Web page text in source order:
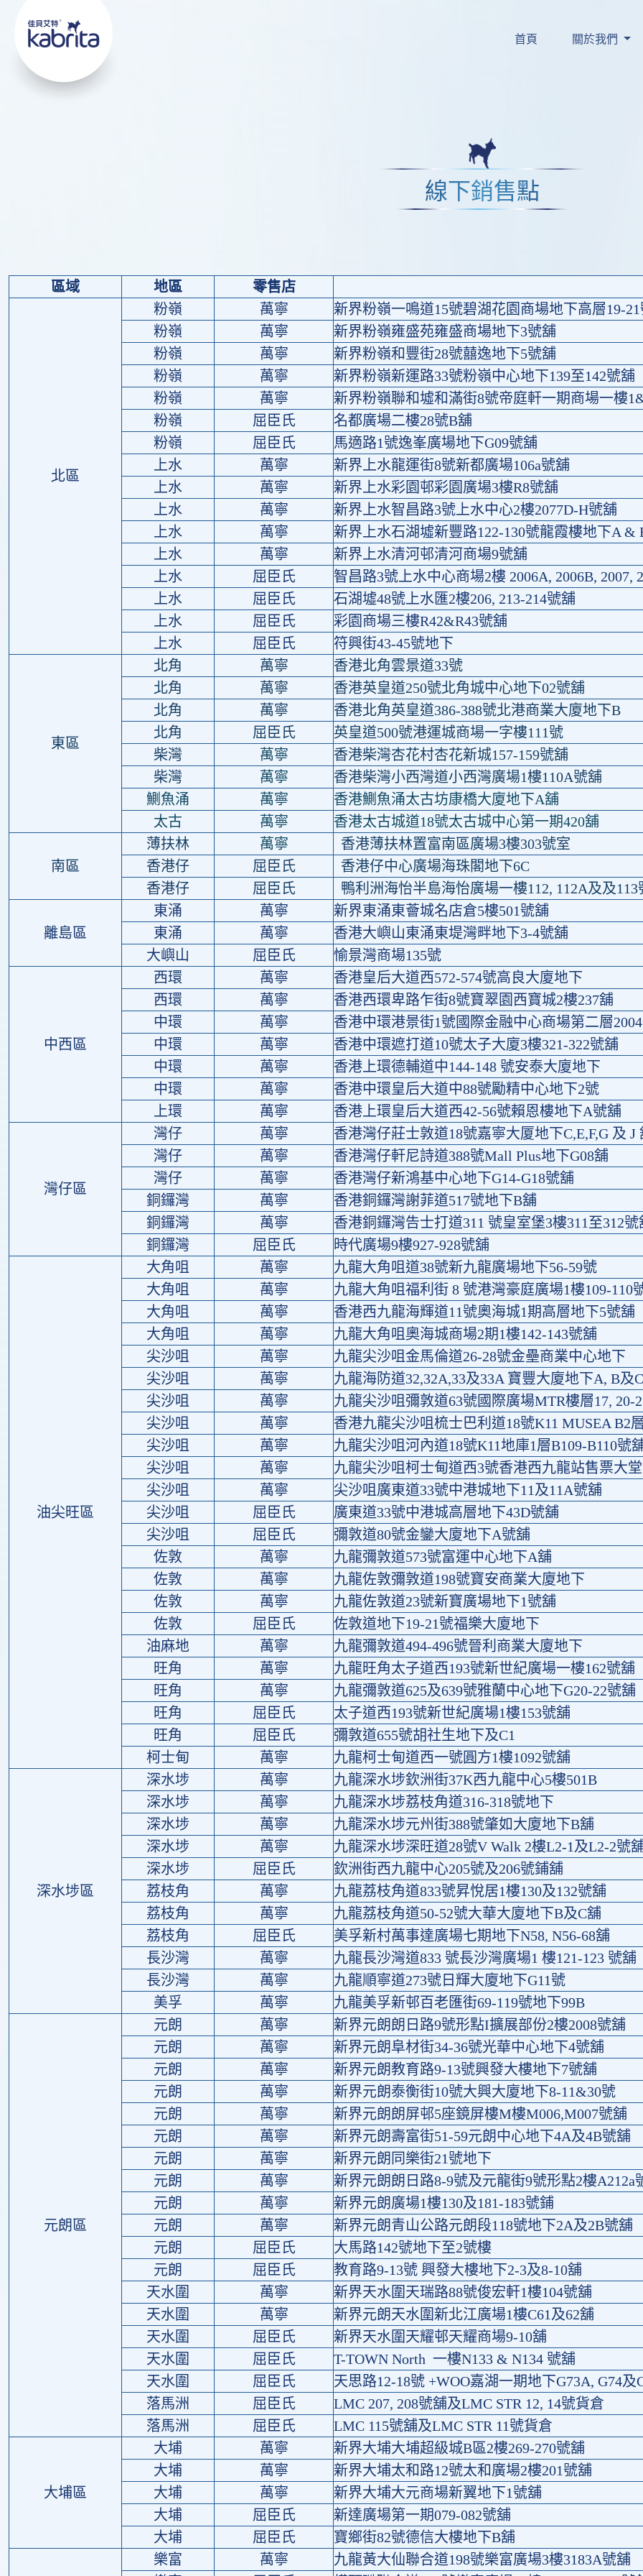
首頁 關於我們
線下銷售點
區域 地區 零售店
北區
粉嶺 萬寧
新界粉嶺一鳴道15號碧湖花園商場地下高層19-
粉嶺
萬寧
新界粉嶺雍盛苑雍盛商場地下3號舖
粉嶺
萬寧
新界粉嶺和豐街28號囍逸地下5號舖
粉嶺
萬寧
新界粉嶺新運路33號粉嶺中心地下139至142號舖
粉嶺
萬寧
新界粉嶺聯和墟和滿街8號帝庭軒一期商場一樓
粉嶺
屈臣氏
名都廣場二樓28號B舖
粉嶺
屈臣氏
馬適路1號逸峯廣場地下G09號舖
上水
萬寧
新界上水龍運街8號新都廣場106a號舖
上水
萬寧
新界上水彩園邨彩園廣場3樓R8號舖
上水
萬寧
新界上水智昌路3號上水中心2樓2077D-H號舖
上水
萬寧
新界上水石湖墟新豐路122-130號龍霞樓地下A &
上水
萬寧
新界上水清河邨清河商場9號舖
上水
屈臣氏
智昌路3號上水中心商場2樓 2006A, 2006B, 2007,
上水
屈臣氏
石湖墟48號上水匯2樓206, 213-214號舖
上水
屈臣氏
彩園商場三樓R42&R43號舖
上水
屈臣氏 符興街43-45號地下
東區
北角 萬寧
香港北角雲景道33號
北角
萬寧
香港英皇道250號北角城中心地下02號舖
北角
萬寧
香港北角英皇道386-388號北港商業大廈地下B
北角
屈臣氏
英皇道500號港運城商場一字樓111號
柴灣
萬寧
香港柴灣杏花村杏花新城157-159號舖
柴灣
萬寧
香港柴灣小西灣道小西灣廣場1樓110A號舖
鰂魚涌
萬寧
香港鰂魚涌太古坊康橋大廈地下A舖
太古
萬寧 香港太古城道18號太古城中心第一期420舖
南區
薄扶林 萬寧
香港薄扶林置富南區廣場3樓303號室
香港仔
屈臣氏
香港仔中心廣場海珠閣地下6C
香港仔
屈臣氏 鴨利洲海怡半島海怡廣場一樓112, 112A及及113
離島區
東涌 萬寧
新界東涌東薈城名店倉5樓501號舖
東涌
萬寧
香港大嶼山東涌東堤灣畔地下3-4號舖
大嶼山
屈臣氏 愉景灣商場135號
中西區
西環 萬寧
香港皇后大道西572-574號高良大廈地下
西環
萬寧
香港西環卑路乍街8號寶翠園西寶城2樓237舖
中環
萬寧
香港中環港景街1號國際金融中心商場第二層
中環
萬寧
香港中環遮打道10號太子大廈3樓321-322號舖
中環
萬寧
香港上環德輔道中144-148 號安泰大廈地下
中環
萬寧
香港中環皇后大道中88號勵精中心地下2號
上環
萬寧 香港上環皇后大道西42-56號賴恩樓地下A號舖
灣仔區
灣仔 萬寧
香港灣仔莊士敦道18號嘉寧大厦地下C,E,F,G 及 J
灣仔
萬寧
香港灣仔軒尼詩道388號Mall Plus地下G08舖
灣仔
萬寧
香港灣仔新鴻基中心地下G14-G18號舖
銅鑼灣
萬寧
香港銅鑼灣謝菲道517號地下B舖
銅鑼灣
萬寧
香港銅鑼灣告士打道311 號皇室堡3樓311至312號
銅鑼灣
屈臣氏 時代廣場9樓927-928號舖
油尖旺區
大角咀 萬寧
九龍大角咀道38號新九龍廣場地下56-59號
大角咀
萬寧
九龍大角咀福利街 8 號港灣豪庭廣場1樓109-110
大角咀
萬寧
香港西九龍海輝道11號奧海城1期高層地下5號舖
大角咀
萬寧
九龍大角咀奧海城商場2期1樓142-143號舖
尖沙咀
萬寧
九龍尖沙咀金馬倫道26-28號金壘商業中心地下
尖沙咀
萬寧
九龍海防道32,32A,33及33A 寶豐大廈地下A, B及
尖沙咀
萬寧
九龍尖沙咀彌敦道63號國際廣場MTR樓層17, 20-
尖沙咀
萬寧
香港九龍尖沙咀梳士巴利道18號K11 MUSEA B2
尖沙咀
萬寧
九龍尖沙咀河內道18號K11地庫1層B109-B110號
尖沙咀
萬寧
九龍尖沙咀柯士甸道西3號香港西九龍站售票大
尖沙咀
萬寧
尖沙咀廣東道33號中港城地下11及11A號舖
尖沙咀
屈臣氏
廣東道33號中港城高層地下43D號舖
尖沙咀
屈臣氏
彌敦道80號金鑾大廈地下A號舖
佐敦
萬寧
九龍彌敦道573號富運中心地下A舖
佐敦
萬寧
九龍佐敦彌敦道198號寶安商業大廈地下
佐敦
萬寧
九龍佐敦道23號新寶廣場地下1號舖
佐敦
屈臣氏
佐敦道地下19-21號福樂大廈地下
油麻地
萬寧
九龍彌敦道494-496號晉利商業大廈地下
旺角
萬寧
九龍旺角太子道西193號新世紀廣場一樓162號舖
旺角
萬寧
九龍彌敦道625及639號雅蘭中心地下G20-22號舖
旺角
屈臣氏
太子道西193號新世紀廣場1樓153號舖
旺角
屈臣氏
彌敦道655號胡社生地下及C1
柯士甸
萬寧 九龍柯士甸道西一號圓方1樓1092號舖
深水埗區
深水埗 萬寧
九龍深水埗欽洲街37K西九龍中心5樓501B
深水埗
萬寧
九龍深水埗荔枝角道316-318號地下
深水埗
萬寧
九龍深水埗元州街388號肇如大廈地下B舖
深水埗
萬寧
九龍深水埗深旺道28號V Walk 2樓L2-1及L2-2號
深水埗
屈臣氏
欽洲街西九龍中心205號及206號鋪舖
荔枝角
萬寧
九龍荔枝角道833號昇悅居1樓130及132號舖
荔枝角
萬寧
九龍荔枝角道50-52號大華大廈地下B及C舖
荔枝角
屈臣氏
美孚新村萬事達廣場七期地下N58, N56-68舖
長沙灣
萬寧
九龍長沙灣道833 號長沙灣廣場1 樓121-123 號舖
長沙灣
萬寧
九龍順寧道273號日輝大廈地下G11號
美孚
萬寧 九龍美孚新邨百老匯街69-119號地下99B
元朗區
元朗 萬寧
新界元朗朗日路9號形點I擴展部份2樓2008號舖
元朗
萬寧
新界元朗阜材街34-36號光華中心地下4號舖
元朗
萬寧
新界元朗教育路9-13號興發大樓地下7號舖
元朗
萬寧
新界元朗泰衡街10號大興大廈地下8-11&30號
元朗
萬寧
新界元朗朗屏邨5座鏡屏樓M樓M006,M007號舖
元朗
萬寧
新界元朗壽富街51-59元朗中心地下4A及4B號舖
元朗
萬寧
新界元朗同樂街21號地下
元朗
萬寧
新界元朗朗日路8-9號及元龍街9號形點2樓A212a
元朗
萬寧
新界元朗廣場1樓130及181-183號鋪
元朗
萬寧
新界元朗青山公路元朗段118號地下2A及2B號舖
元朗
屈臣氏
大馬路142號地下至2號樓
元朗
屈臣氏
教育路9-13號 興發大樓地下2-3及8-10舖
天水圍
萬寧
新界天水圍天瑞路88號俊宏軒1樓104號舖
天水圍
萬寧
新界元朗天水圍新北江廣場1樓C61及62舖
天水圍
屈臣氏
新界天水圍天耀邨天耀商場9-10舖
天水圍
屈臣氏
T-TOWN North 一樓N133 & N134 號舖
天水圍
屈臣氏
天思路12-18號 +WOO嘉湖一期地下G73A, G74及
落馬洲
屈臣氏
LMC 207, 208號舖及LMC STR 12, 14號貨倉
落馬洲
屈臣氏 LMC 115號舖及LMC STR 11號貨倉
大埔區
大埔 萬寧
新界大埔大埔超級城B區2樓269-270號舖
大埔
萬寧
新界大埔太和路12號太和廣場2樓201號舖
大埔
萬寧
新界大埔大元商場新翼地下1號舖
大埔
屈臣氏
新達廣場第一期079-082號舖
大埔
屈臣氏
寶鄉街82號德信大樓地下B舖
樂富
萬寧
九龍黃大仙聯合道198號樂富廣場3樓3183A號舖
被吸收嘅鈣皂，可避免